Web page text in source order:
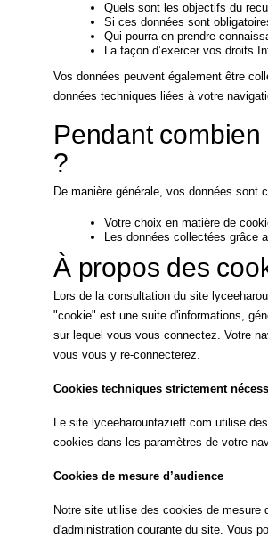
Quels sont les objectifs du
Si ces données sont
Qui pourra en prendre
La façon d’exercer vos droits
Vos données peuvent également être
données techniques liées à votre
Pendant
?
De manière générale, vos données sont
Votre choix en matière de
Les données collectées grâce
À propos des
Lors de la consultation du site
"cookie" est une suite d'informations,
sur lequel vous vous connectez. Votre
vous vous y re-connecterez.
Cookies techniques strictement
Le site lyceeharountazieff.com utilise
cookies dans les paramètres de votre
Cookies de mesure d’audience
Notre site utilise des cookies de mesure
d'administration courante du site. Vous